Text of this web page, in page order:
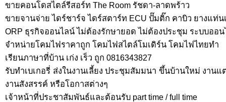
ขายคอนโดสไตล์รีสอร์ท The Room รัชดา-ลาดพร้าว
ขายจานจ่าย ไดร์ชาร์จ ไดร์สตาร์ท ECU ปั๊มติ๊ก คาบิว ยางแท่
ORP ธุรกิจออนไลน์ ไม่ต้องรักษายอด ไม่ต้องประชุม ระบบออ
จำหน่ายโคมไฟราคาถูก โคมไฟสไตล์โมเดิร์น โคมไฟไทยทำ
เรียนภาษาที่บ้าน เก่ง เร็ว ถูก 0816343827
รับทำเบเกอรี่ ส่งในงานเลี้ยง ประชุมสัมมนา ขึ้นบ้านใหม่ งานแ
งานสังสรรค์ หรือโอกาสต่างๆ
เจ้าหน้าที่ประชาสัมพันธ์และต้อนรับ part time / full time